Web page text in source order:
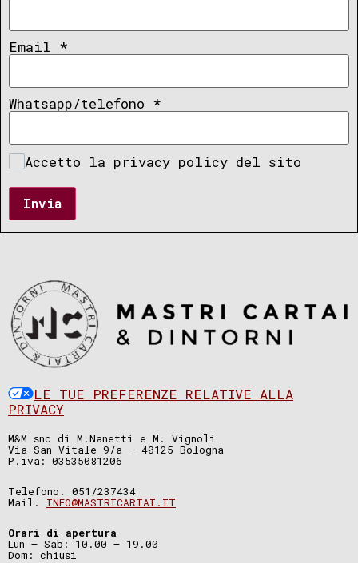
Email *
Whatsapp/telefono *
Accetto la privacy policy del sito
Invia
LE TUE PREFERENZE RELATIVE ALLA
PRIVACY
M&M snc di M.Nanetti e M. Vignoli
Via San Vitale 9/a – 40125 Bologna
P.iva: 03535081206
Telefono. 051/237434
Mail. INFO@MASTRICARTAI.IT
Orari di apertura
Lun – Sab: 10.00 – 19.00
Dom: chiusi